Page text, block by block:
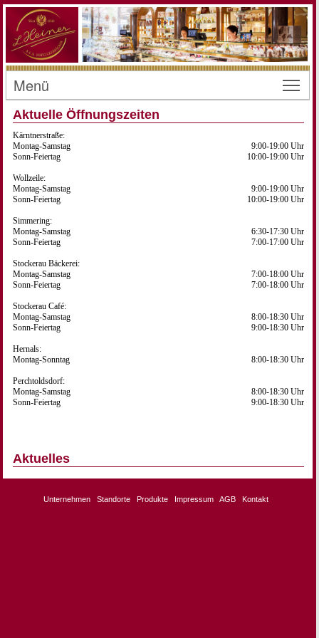
Menü
Aktuelle Öffnungszeiten
Kärntnerstraße:
Montag-Samstag
Sonn-Feiertag
9:00-19:00 Uhr
10:00-19:00 Uhr
Wollzeile:
Montag-Samstag
Sonn-Feiertag
9:00-19:00 Uhr
10:00-19:00 Uhr
Simmering:
Montag-Samstag
Sonn-Feiertag
6:30-17:30 Uhr
7:00-17:00 Uhr
Stockerau Bäckerei:
Montag-Samstag
7:00-18:00 Uhr
Sonn-Feiertag
7:00-18:00 Uhr
Stockerau Café:
Montag-Samstag
Sonn-Feiertag
8:00-18:30 Uhr
9:00-18:30 Uhr
Hernals:
Montag-Sonntag
8:00-18:30 Uhr
Perchtoldsdorf:
Montag-Samstag
Sonn-Feiertag
8:00-18:30 Uhr
9:00-18:30 Uhr
Aktuelles
Unternehmen Standorte Produkte Impressum AGB Kontakt